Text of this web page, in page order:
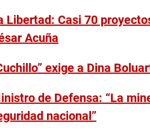
Libertad: Casi 70
Acuña
exige a Dina
de Defensa: “La
nacional”